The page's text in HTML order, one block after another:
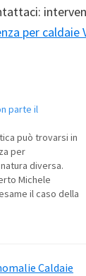
per caldaie
parte il
può trovarsi in
per
diversa.
Michele
il caso della
Caldaie